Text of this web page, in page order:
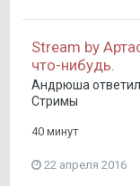
Stream by
что-нибудь.
Андрюша
Стримы
40 минут
22 апреля 2016